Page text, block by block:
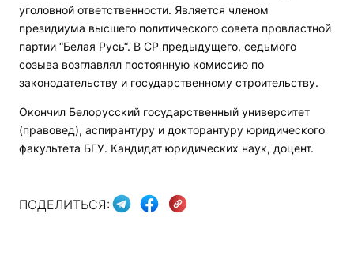
уголовной ответственности. Является членом
президиума высшего политического совета провластной
партии “Белая Русь“. В СР предыдущего, седьмого
созыва возглавлял постоянную комиссию по
законодательству и государственному строительству.
Окончил Белорусский государственный университет
(правовед), аспирантуру и докторантуру юридического
факультета БГУ. Кандидат юридических наук, доцент.
ПОДЕЛИТЬСЯ: